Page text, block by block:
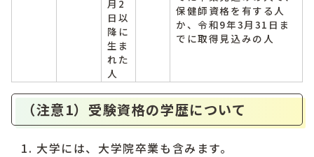
月2
日以
降に
生ま
れた
人
保健師資格を有する人
か、令和9年3月31日ま
でに取得見込みの人
（注意1）受験資格の学歴について
大学には、大学院卒業も含みます。